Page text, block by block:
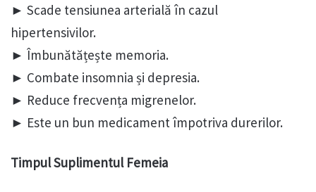
► Scade tensiunea arterială în cazul
hipertensivilor.
► Îmbunătățește memoria.
► Combate insomnia și depresia.
► Reduce frecvența migrenelor.
► Este un bun medicament împotriva durerilor.
Timpul Suplimentul Femeia